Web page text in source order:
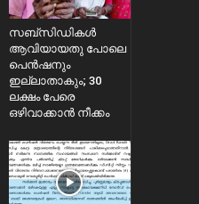
സബ്സിഡികൾ
ആവിയായതു പോലെ
പെൻഷനും
ഇല്ലാതാകും; 30
ലക്ഷം പേരെ
ഒഴിവാക്കാൻ നീക്കം